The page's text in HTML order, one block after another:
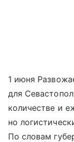
1 июня
для
количестве и
но
По словам